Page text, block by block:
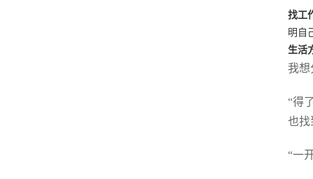
找工
明自
生活
我想
“得
也找
“一